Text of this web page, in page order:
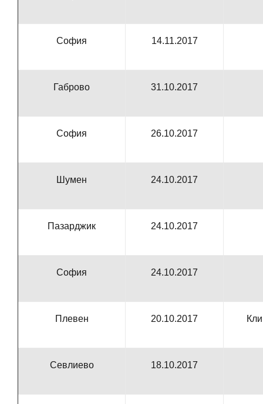
София 14.11.2017
Габрово 31.10.2017
София 26.10.2017
Шумен 24.10.2017
Пазарджик 24.10.2017
София 24.10.2017
Плевен 20.10.2017
Севлиево 18.10.2017